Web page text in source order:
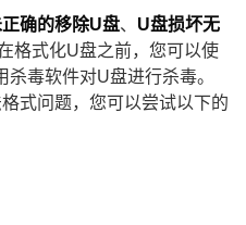
正确的移除U盘、 U盘损坏无
格式化U盘之前，您可以使
杀毒软件对U盘进行杀毒。
式问题，您可以尝试以下的